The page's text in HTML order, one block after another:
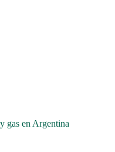
gas en Argentina